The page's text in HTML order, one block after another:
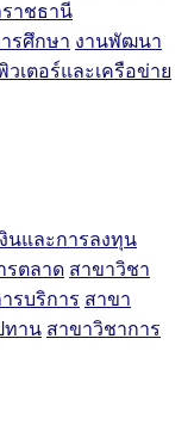
าชธานี
รศึกษา งานพัฒนา
เตอร์และเครือข่าย
นและการลงทุน
รตลาด สาขาวิชา
รบริการ สาขา
ทาน สาขาวิชาการ